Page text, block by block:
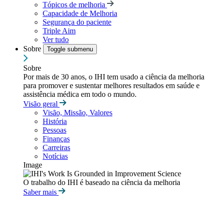
Tópicos de melhoria
Capacidade de Melhoria
Segurança do paciente
Triple Aim
Ver tudo
Sobre
Toggle submenu
Sobre
Por mais de 30 anos, o IHI tem usado a ciência da melhoria
para promover e sustentar melhores resultados em saúde e
assistência médica em todo o mundo.
Visão geral
Visão, Missão, Valores
História
Pessoas
Finanças
Carreiras
Notícias
Image
O trabalho do IHI é baseado na ciência da melhoria
Saber mais